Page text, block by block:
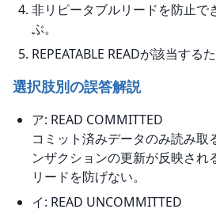
非リピータブルリードを防止で
ぶ。
REPEATABLE READが該当する
選択肢別の誤答解説
ア: READ COMMITTED
コミット済みデータのみ読み取
ンザクションの更新が反映され
リードを防げない。
イ: READ UNCOMMITTED